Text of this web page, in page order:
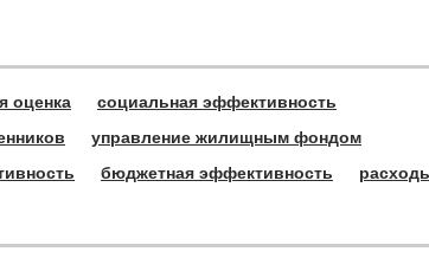
оценка
социальная эффективность
управление жилищным фондом
бюджетная эффективность